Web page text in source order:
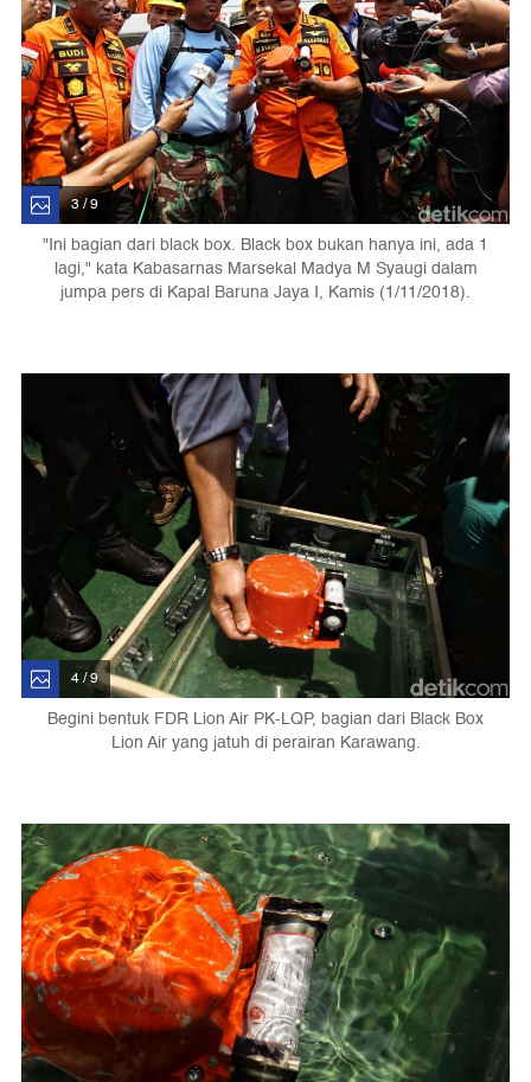
3 / 9
"Ini bagian dari black box. Black box bukan hanya ini, ada 1
lagi," kata Kabasarnas Marsekal Madya M Syaugi dalam
jumpa pers di Kapal Baruna Jaya I, Kamis (1/11/2018).
4 / 9
Begini bentuk FDR Lion Air PK-LQP, bagian dari Black Box
Lion Air yang jatuh di perairan Karawang.